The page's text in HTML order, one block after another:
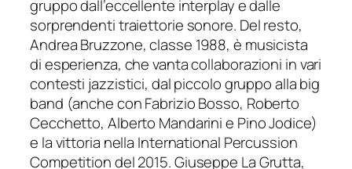
gruppo dall’eccellente interplay e dalle
sorprendenti traiettorie sonore. Del resto,
Andrea Bruzzone, classe 1988, è musicista
di esperienza, che vanta collaborazioni in vari
contesti jazzistici, dal piccolo gruppo alla big
band (anche con Fabrizio Bosso, Roberto
Cecchetto, Alberto Mandarini e Pino Jodice)
e lavittoria nella International Percussion
Competitiondel 2015. Giuseppe La Grutta,